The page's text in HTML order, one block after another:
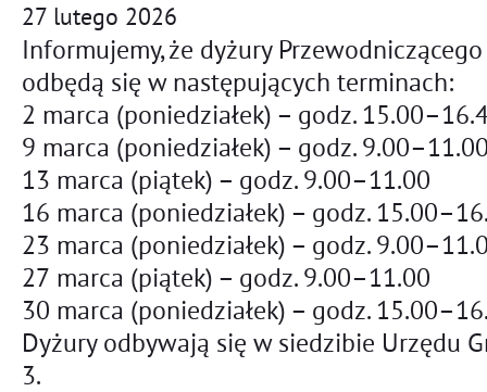
27 lutego 2026
Informujemy, że dyżury
odbędą się w następujących terminach:
2 marca (poniedziałek) – godz.
9 marca (poniedziałek) – godz.
13 marca (piątek) – godz. 9.00–11.00
16 marca (poniedziałek) – godz.
23 marca (poniedziałek) – godz.
27 marca (piątek) – godz. 9.00–11.00
30 marca (poniedziałek) – godz.
Dyżury odbywają się w siedzibie Urzędu
3.